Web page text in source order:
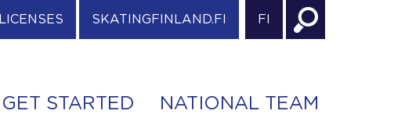
LICENSES SKATINGFINLAND.FI FI
GET STARTED NATIONAL TEAM